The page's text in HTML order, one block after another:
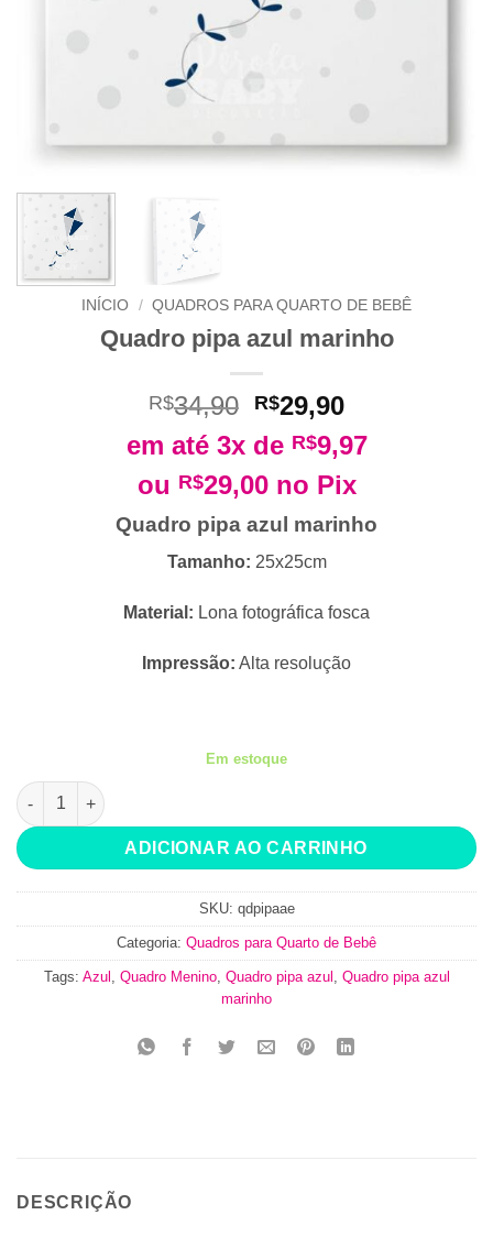
INÍCIO / QUADROS PARA QUARTO DE BEBÊ
Quadro pipa azul marinho
R$34,90 O
preço
original
era:
R$34,90.
R$29,90O
preço
atual
é:
R$29,90.
em até 3x de R$9,97
ou R$29,00 no Pix
Quadro pipa azul marinho
Tamanho: 25x25cm
Material: Lona fotográfica fosca
Impressão: Alta resolução
Em estoque
Quadro pipa azul marinho quantidade
ADICIONAR AO CARRINHO
SKU: qdpipaae
Categoria: Quadros para Quarto de Bebê
Tags: Azul , Quadro Menino, Quadro pipa azul , Quadro pipa azul
marinho
DESCRIÇÃO